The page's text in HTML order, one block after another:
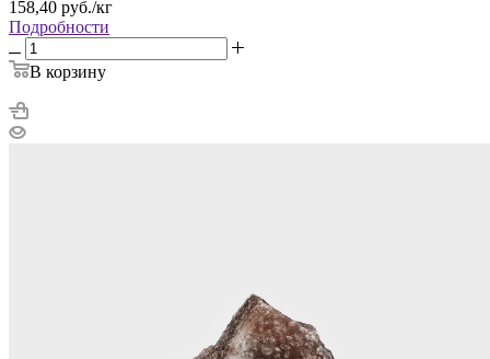
158,40 руб./кг
Подробности
В корзину